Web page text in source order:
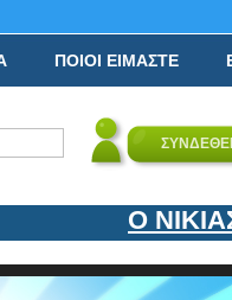
ΠΟΙΟΙ ΕΙΜΑΣΤΕ
Ο